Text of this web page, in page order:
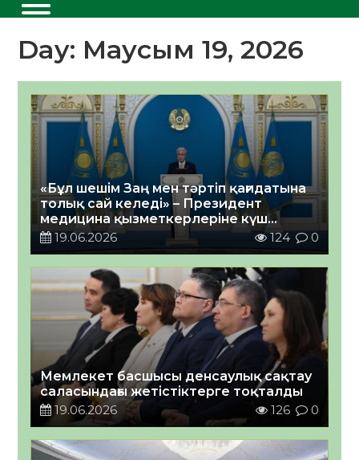
Day: Маусым 19, 2026
«Бұл шешім Заң мен тәртіп қағидатына
толық сай келеді» – Президент
медицина қызметкерлеріне күш
көрсеткен адамдарды қылмыстық
жауапкершілікке тарту туралы пікір
білдірді
19.06.2026 124 0
Мемлекет басшысы денсаулық сақтау
саласындағы жетістіктерге тоқталды
19.06.2026
126 0